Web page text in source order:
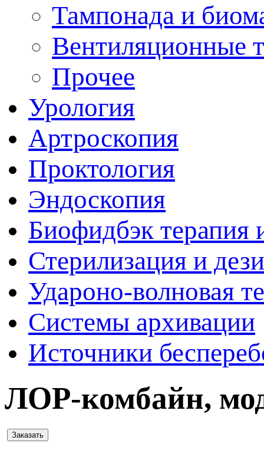
Тампонада и
Вентиляционные
Прочее
Урология
Артроскопия
Проктология
Эндоскопия
Биофидбэк терапия
Стерилизация и
Удароно-волновая
Системы архивации
Источники
ЛОР-комбайн,
Заказать